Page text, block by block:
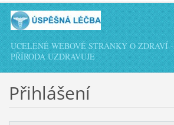
UCELENÉ WEBOVÉ STRÁNKY O ZDRAVÍ -
PŘÍRODA UZDRAVUJE
Přihlášení